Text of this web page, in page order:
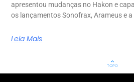
apresentou mudanças no Hakon e
os lançamentos Sonofrax, Arameus e a
Leia Mais
keyboard_arrow_up
TOPO